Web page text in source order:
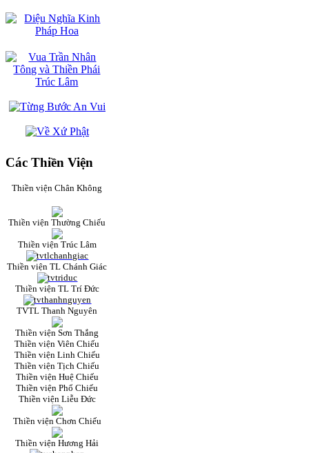
Các Thiền Viện
Thiền viện Chân Không
Thiền viện Thường Chiếu
Thiền viện Trúc Lâm
Thiền viện TL Chánh Giác
Thiền viện TL Trí Đức
TVTL Thanh Nguyên
Thiền viện Sơn Thắng
Thiền viện Viên Chiếu
Thiền viện Linh Chiếu
Thiền viện Tịch Chiếu
Thiền viện Huệ Chiếu
Thiền viện Phổ Chiếu
Thiền viện Liễu Đức
Thiền viện Chơn Chiếu
Thiền viện Hương Hải